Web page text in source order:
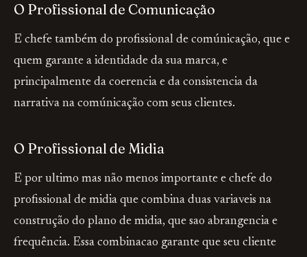
O Profissional de Comunicação
E chefe também do profissional de comúnicação, que e
quem garante a identidade da sua marca, e
principalmente da coerencia e da consistencia da
narrativa na comúnicação com seus clientes.
O Profissional de Midia
E por ultimo mas não menos importante e chefe do
profissional de midia que combina duas variaveis na
construção do plano de midia, que sao abrangencia e
frequência. Essa combinacao garante que seu cliente